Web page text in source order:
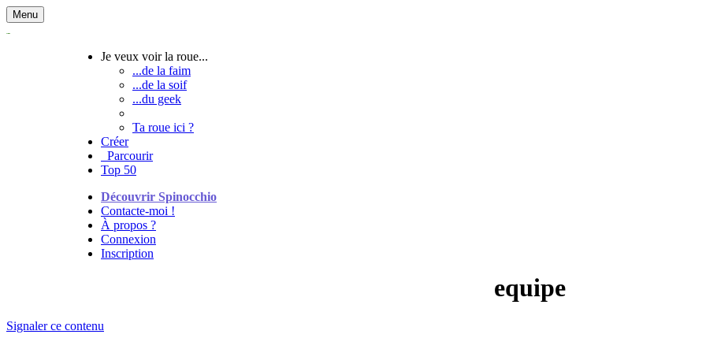
Menu
Je veux voir la roue...
...de la faim
...de la soif
...du geek
Ta roue ici ?
Créer
Parcourir
Top 50
Découvrir Spinocchio
Contacte-moi !
À propos ?
Connexion
Inscription
equipe
Signaler ce contenu